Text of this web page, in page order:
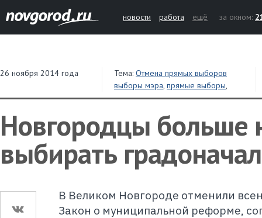
новости работа ещё за окном:
26 ноября 2014 года Тема: Отмена прямых выборов
выборы мэра, прямые выборы,
депутаты,областная дума
Новгородцы больше
выбирать
В Великом Новгороде отменили
Закон о муниципальной реформе,